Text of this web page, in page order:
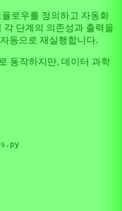
로우를 정의하고 자동화
각 단계의 의존성과 출력을
동으로 재실행합니다.
동작하지만, 데이터 과학